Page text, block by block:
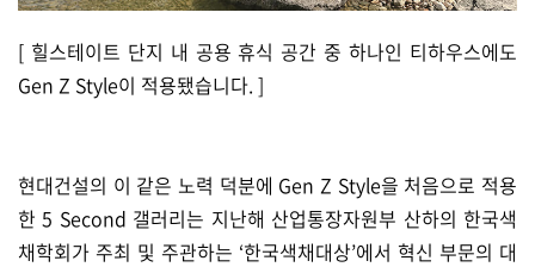
[ 힐스테이트 단지 내 공용 휴식 공간 중 하나인 티하우스에도
Gen Z Style이 적용됐습니다. ]
현대건설의 이 같은 노력 덕분에 Gen Z Style을 처음으로 적용
한 5 Second 갤러리는 지난해 산업통장자원부 산하의 한국색
채학회가 주최 및 주관하는 ‘한국색채대상’에서 혁신 부문의 대